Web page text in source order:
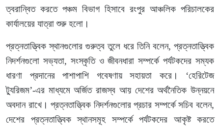
ত্বরান্বিত করতে পঞ্চম বিভাগ হিসাবে রংপুর আঞ্চলিক পরিচালকের
কার্যালয়ের যাত্রা শুরু হলো।
প্রত্নতাত্ত্বিক স্থানগুলোর গুরুত্ব তুলে ধরে তিনি বলেন, প্রত্নতাত্ত্বিক
নিদর্শনগুলো সভ্যতা, সংস্কৃতি ও জীবনধারা সম্পর্কে পর্যটকদের সম্যক
ধারণা প্রদানের পাশাপাশি গবেষণায় সহায়তা করে। ‘হেরিটেজ
ট্যুরিজম’-এর মাধ্যমে অর্জিত রাজস্ব আয় দেশের অর্থনৈতিক উন্নয়নে
অবদান রাখে। প্রত্নতাত্ত্বিক নিদর্শনগুলোর প্রচার সম্পর্কে সচিব বলেন,
দেশের প্রত্নতাত্ত্বিক স্থানসমূহ সম্পর্কে পর্যটকদের আকৃষ্ট করতে